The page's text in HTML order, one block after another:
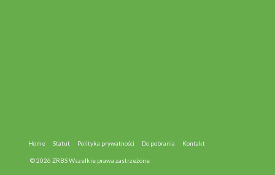
Home Statut Polityka prywatności Do pobrania Kontakt
© 2026 ZRBS Wszelkie prawa zastrzeżone